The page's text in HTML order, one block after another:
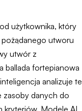
użytkownika, który
utworu
utwór z
ballada fortepianowa
analizuje te
zasoby danych do
kryteriów. Modele AI